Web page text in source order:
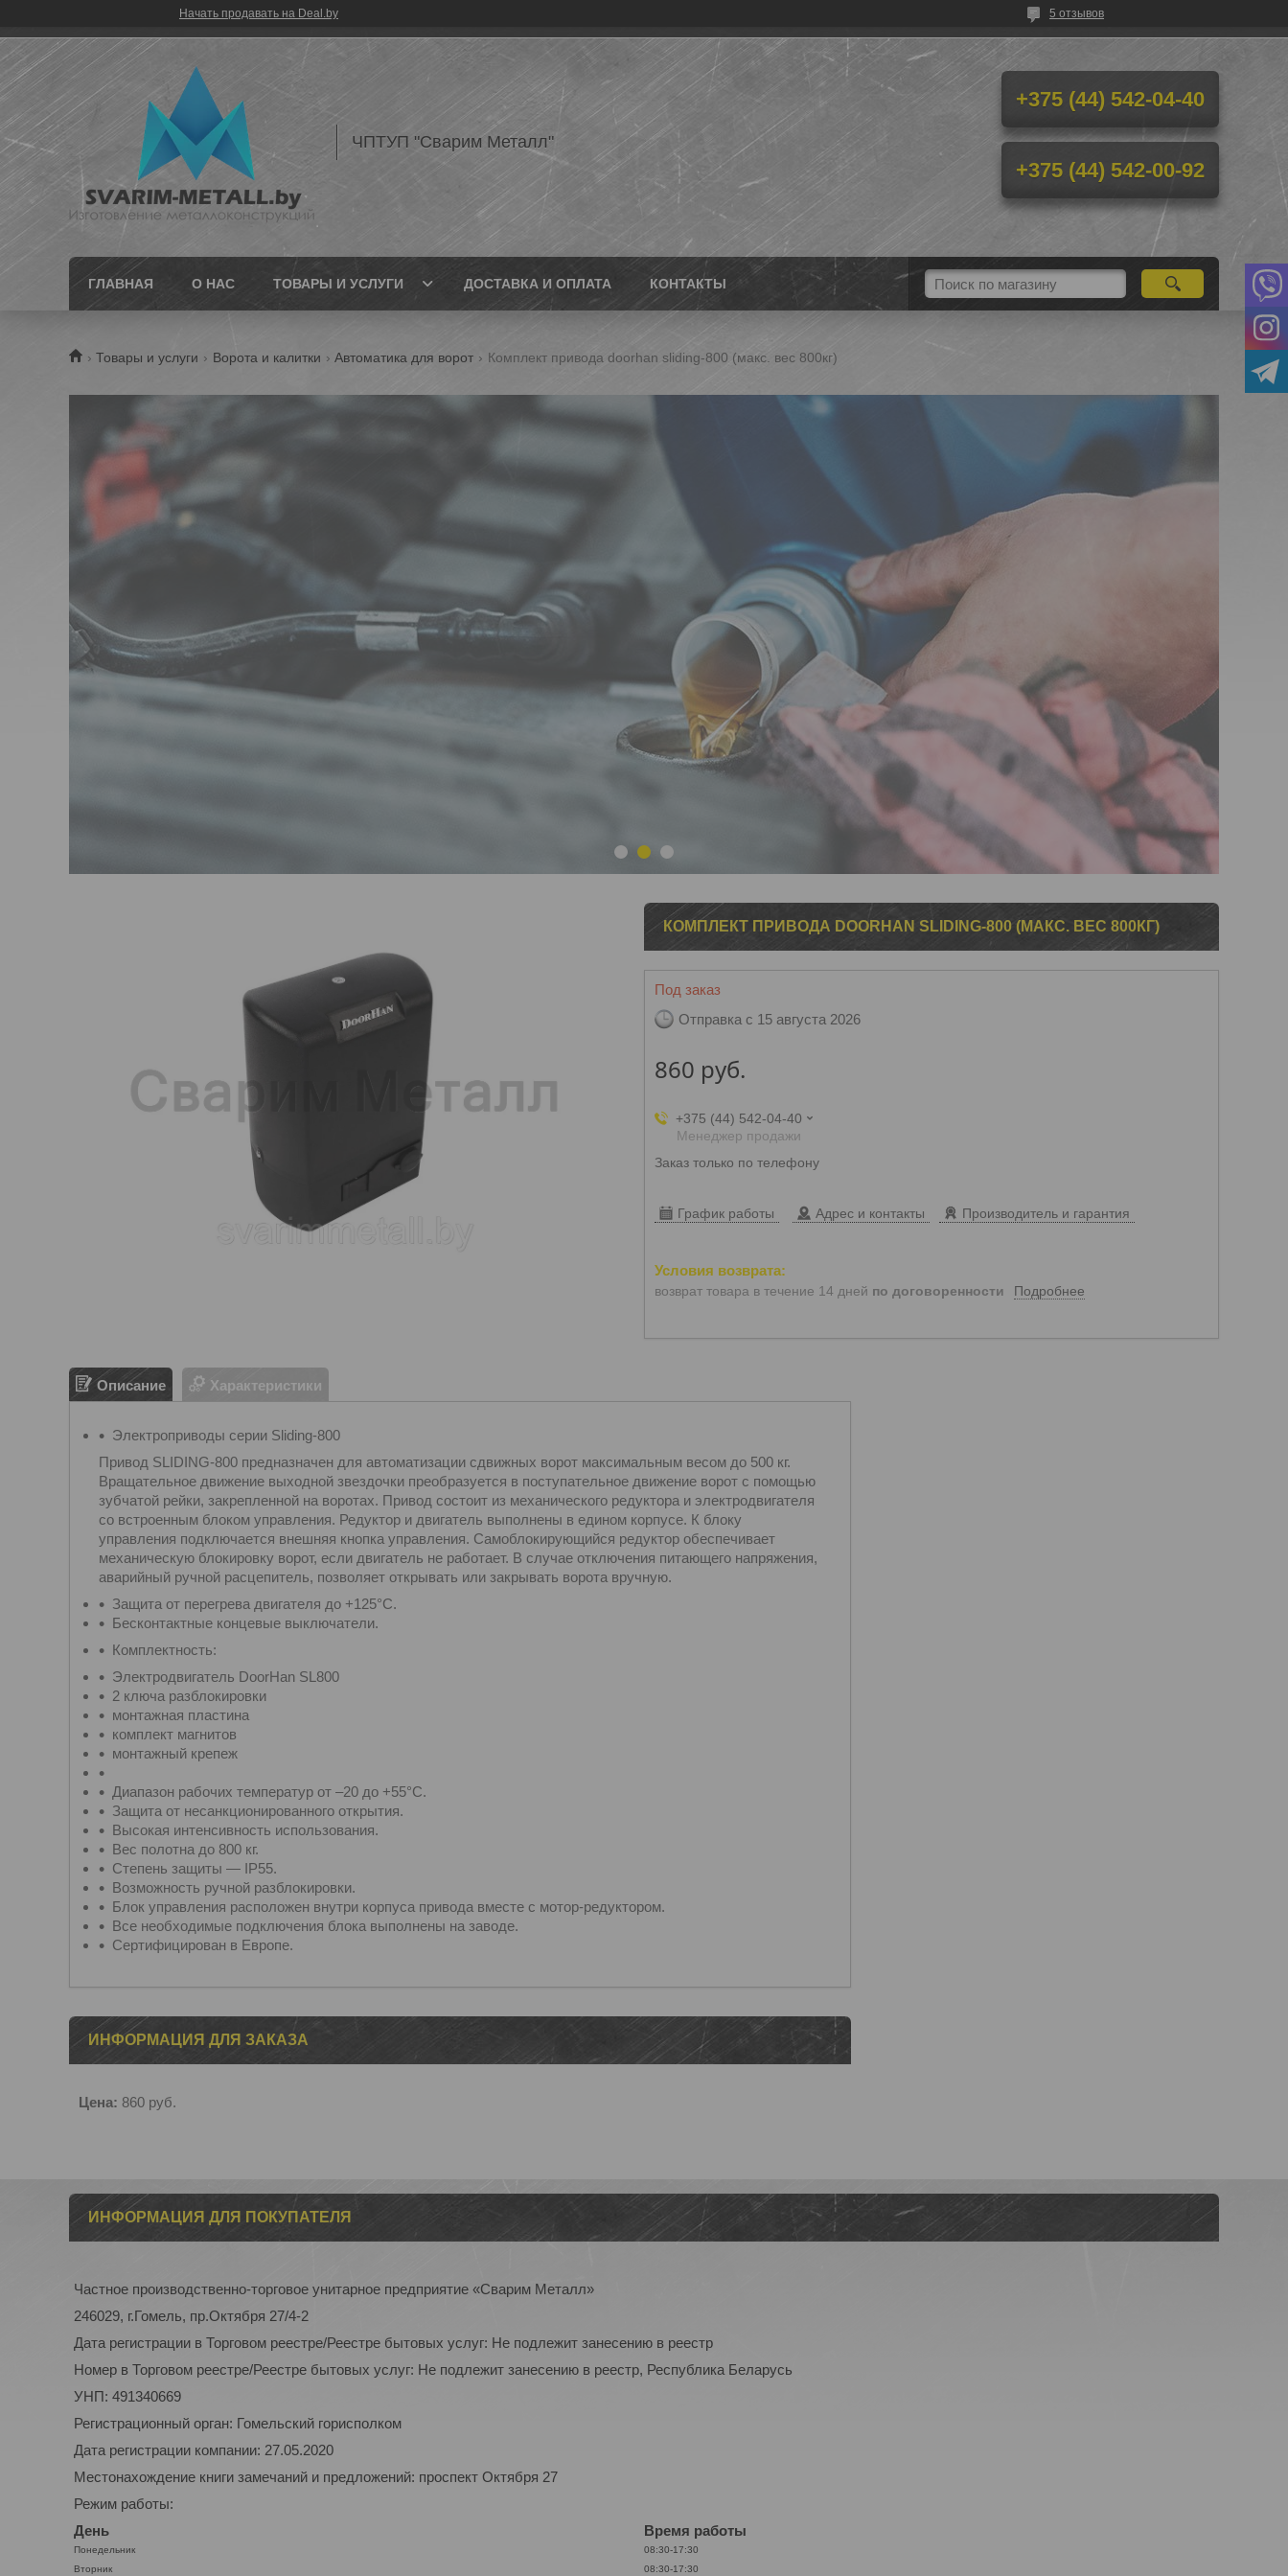
Начать продавать на Deal.by 5 отзывов
ЧПТУП "Сварим Металл"
+375 (44) 542-04-40
+375 (44) 542-00-92
ГЛАВНАЯ О НАС ТОВАРЫ И УСЛУГИ ДОСТАВКА И ОПЛАТА КОНТАКТЫ
Товары и услуги Ворота и калитки Автоматика для ворот Комплект привода doorhan sliding-800 (макс. вес 800кг)
КОМПЛЕКТ ПРИВОДА DOORHAN SLIDING-800 (МАКС. ВЕС 800КГ)
Под заказ
Отправка с 15 августа 2026
860 руб.
+375 (44) 542-04-40
Менеджер продажи
Заказ только по телефону
График работы Адрес и контакты Производитель и гарантия
возврат товара в течение 14 дней по договоренности Подробнее
Описание Характеристики
Электроприводы серии Sliding-800
Привод SLIDING-800 предназначен для автоматизации сдвижных ворот максимальным весом до 500 кг.
Вращательное движение выходной звездочки преобразуется в поступательное движение ворот с помощью
зубчатой рейки, закрепленной на воротах. Привод состоит из механического редуктора и электродвигателя
со встроенным блоком управления. Редуктор и двигатель выполнены в едином корпусе. К блоку
управления подключается внешняя кнопка управления. Самоблокирующийся редуктор обеспечивает
механическую блокировку ворот, если двигатель не работает. В случае отключения питающего напряжения,
аварийный ручной расцепитель, позволяет открывать или закрывать ворота вручную.
Защита от перегрева двигателя до +125°С.
Бесконтактные концевые выключатели.
Комплектность:
Электродвигатель DoorHan SL800
2 ключа разблокировки
монтажная пластина
комплект магнитов
монтажный крепеж
Диапазон рабочих температур от –20 до +55°С.
Защита от несанкционированного открытия.
Высокая интенсивность использования.
Вес полотна до 800 кг.
Степень защиты — IP55.
Возможность ручной разблокировки.
Блок управления расположен внутри корпуса привода вместе с мотор-редуктором.
Все необходимые подключения блока выполнены на заводе.
Сертифицирован в Европе.
ИНФОРМАЦИЯ ДЛЯ ЗАКАЗА
Цена: 860 руб.
ИНФОРМАЦИЯ ДЛЯ ПОКУПАТЕЛЯ
Частное производственно-торговое унитарное предприятие «Сварим Металл»
246029, г.Гомель, пр.Октября 27/4-2
Дата регистрации в Торговом реестре/Реестре бытовых услуг: Не подлежит занесению в реестр
Номер в Торговом реестре/Реестре бытовых услуг: Не подлежит занесению в реестр, Республика Беларусь
УНП: 491340669
Регистрационный орган: Гомельский горисполком
Дата регистрации компании: 27.05.2020
Местонахождение книги замечаний и предложений: проспект Октября 27
Режим работы:
День
Время работы
Понедельник
08:30-17:30
Вторник
08:30-17:30